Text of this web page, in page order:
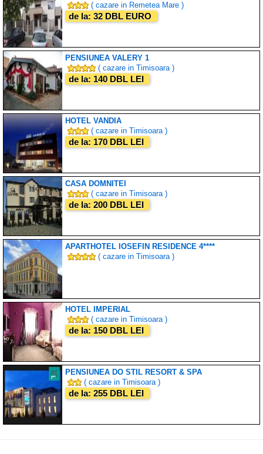
( cazare in Remetea Mare )
de la: 32 DBL EURO
PENSIUNEA VALERY 1
( cazare in Timisoara )
de la: 140 DBL LEI
HOTEL VANDIA
( cazare in Timisoara )
de la: 170 DBL LEI
CASA DOMNITEI
( cazare in Timisoara )
de la: 200 DBL LEI
APARTHOTEL IOSEFIN RESIDENCE 4****
( cazare in Timisoara )
HOTEL IMPERIAL
( cazare in Timisoara )
de la: 150 DBL LEI
PENSIUNEA DO STIL RESORT & SPA
( cazare in Timisoara )
de la: 255 DBL LEI